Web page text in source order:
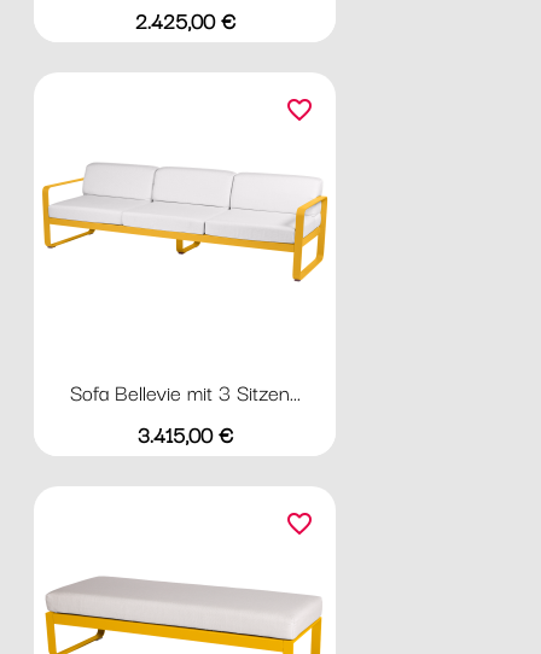
Preis
2.425,00 €
Sofa Bellevie mit 3 Sitzen...
Preis
3.415,00 €
favorite_border
favorite_border